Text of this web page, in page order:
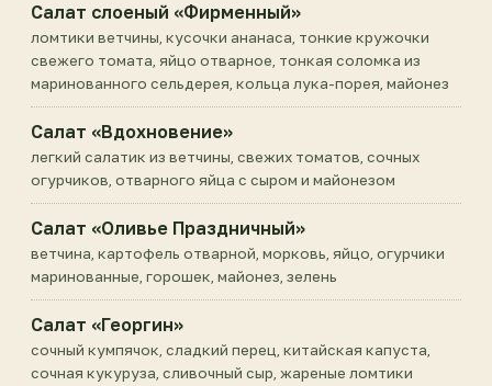
Салат слоеный «Фирменный»
ломтики ветчины, кусочки ананаса, тонкие кружочки
свежего томата, яйцо отварное, тонкая соломка из
маринованного сельдерея, кольца лука-порея, майонез
Салат «Вдохновение»
легкий салатик из ветчины, свежих томатов, сочных
огурчиков, отварного яйца с сыром и майонезом
Салат «Оливье Праздничный»
ветчина, картофель отварной, морковь, яйцо, огурчики
маринованные, горошек, майонез, зелень
Салат «Георгин»
сочный кумпячок, сладкий перец, китайская капуста,
сочная кукуруза, сливочный сыр, жареные ломтики